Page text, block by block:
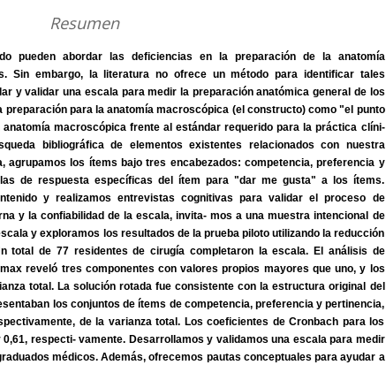
Resumen
pueden abordar las deficiencias en la preparación de la anatomía
Sin embargo, la literatura no ofrece un método para identificar tales
y validar una escala para medir la preparación anatómica general de los
preparación para la anatomía macroscópica (el constructo) como "el punto
macroscópica frente al estándar requerido para la práctica clíni-
bibliográfica de elementos existentes relacionados con nuestra
agrupamos los ítems bajo tres encabezados: competencia, preferencia y
de respuesta específicas del ítem para "dar me gusta" a los ítems.
y realizamos entrevistas cognitivas para validar el proceso de
y la confiabilidad de la escala, invita- mos a una muestra intencional de
y exploramos los resultados de la prueba piloto utilizando la reducción
total de 77 residentes de cirugía completaron la escala. El análisis de
reveló tres componentes con valores propios mayores que uno, y los
total. La solución rotada fue consistente con la estructura original del
los conjuntos de ítems de competencia, preferencia y pertinencia,
de la varianza total. Los coeficientes de Cronbach para los
respecti- vamente. Desarrollamos y validamos una escala para medir
médicos. Además, ofrecemos pautas conceptuales para ayudar a